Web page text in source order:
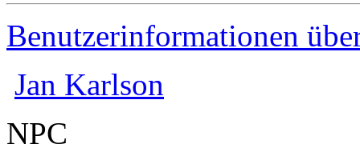
Benutzerinformationen
Jan Karlson
NPC